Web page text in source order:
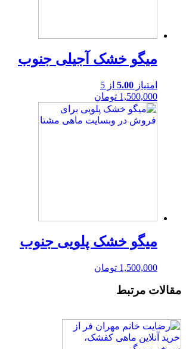
میگو خشک آجیلی جنوب
امتیاز 5.00 از 5
1,500,000 تومان
میگو خشک پلویی جنوب
1,500,000 تومان
مقالات مرتبط